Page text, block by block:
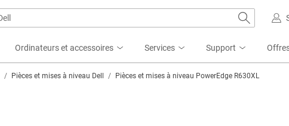
Ordinateurs et accessoires Services Support
Pièces et mises à niveau Dell Pièces et mises à niveau PowerEdge R630XL